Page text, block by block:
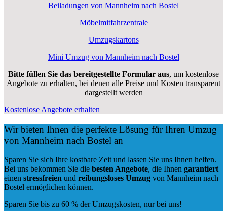
Beiladungen von Mannheim nach Bostel
Möbelmitfahrzentrale
Umzugskartons
Mini Umzug von Mannheim nach Bostel
Bitte füllen Sie das bereitgestellte Formular aus, um kostenlose
Angebote zu erhalten, bei denen alle Preise und Kosten transparent
dargestellt werden
Kostenlose Angebote erhalten
Wir bieten Ihnen die perfekte Lösung für Ihren Umzug
von Mannheim nach Bostel an
Sparen Sie sich Ihre kostbare Zeit und lassen Sie uns Ihnen helfen.
Bei uns bekommen Sie die besten Angebote, die Ihnen garantiert
einen stressfreien und reibungsloses Umzug von Mannheim nach
Bostel ermöglichen können.
Sparen Sie bis zu 60 % der Umzugskosten, nur bei uns!